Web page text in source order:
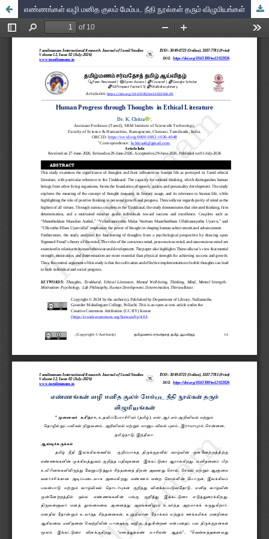
எண்ணங்கள் வழி மனித குலம் மேம்பட நீதி நூல்கள் தரும் விழுமியங்கள்